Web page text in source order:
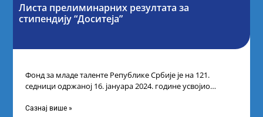
Листа прелиминарних резултата за
стипендију “Доситеја”
Фонд за младе таленте Републике Србије је на 121.
седници одржаној 16. јануара 2024. године усвојио
Сазнај више »